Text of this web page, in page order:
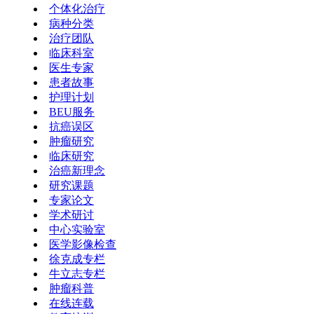
个体化治疗
病种分类
治疗团队
临床科室
医生专家
患者故事
护理计划
BEU服务
抗癌误区
肿瘤研究
临床研究
治癌新理念
研究课题
专家论文
学术研讨
中心实验室
医学影像检查
徐克成专栏
牛立志专栏
肿瘤科普
在线连载